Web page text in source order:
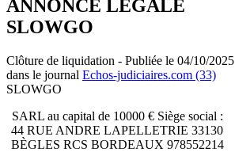
ANNONCE LÉGALE
SLOWGO
Clôture de liquidation - Publiée le 04/10/2025
dans le journal Echos-judiciaires.com (33)
SLOWGO
SARL au capital de 10000 € Siège social :
44 RUE ANDRE LAPELLETRIE 33130
BÈGLES RCS BORDEAUX 978552214